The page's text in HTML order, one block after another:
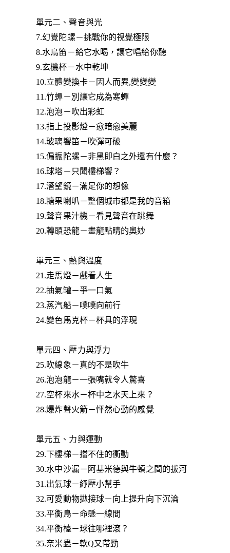
單元二、聲音與光
7.幻覺陀螺－挑戰你的視覺極限
8.水鳥笛－給它水喝，讓它唱給你聽
9.玄機杯－水中乾坤
10.立體變換卡－因人而異,變變變
11.竹蟬－別讓它成為寒蟬
12.泡泡－吹出彩虹
13.指上投影燈－愈暗愈美麗
14.玻璃響笛－吹彈可破
15.偏振陀螺－非黑即白之外還有什麼？
16.球塔－只聞樓梯響？
17.潛望鏡－滿足你的想像
18.糖果喇叭－整個城市都是我的音箱
19.聲音果汁機－看見聲音在跳舞
20.轉頭恐龍－畫龍點睛的奧妙
單元三、熱與溫度
21.走馬燈－戲看人生
22.抽氣罐－爭一口氣
23.蒸汽船－噗噗向前行
24.變色馬克杯－杯具的浮現
單元四、壓力與浮力
25.吹線象－真的不是吹牛
26.泡泡龍－一張嘴就令人驚喜
27.空杯來水－杯中之水天上來？
28.爆炸聲火箭－怦然心動的感覺
單元五、力與運動
29.下樓梯－擋不住的衝動
30.水中沙漏－阿基米德與牛頓之間的拔河
31.出氣球－紓壓小幫手
32.可愛動物拋接球－向上提升向下沉淪
33.平衡鳥－命懸一線間
34.平衡檯－球往哪裡滾？
35.奈米蟲－軟Q又帶勁